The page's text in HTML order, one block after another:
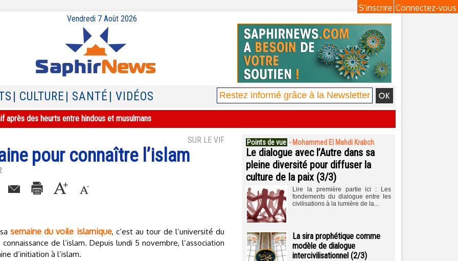
Connectez-vous
S'inscrire
Vendredi 7 Août 2026
| CULTURE | SANTÉ | VIDÉOS
après des heurts entre hindous et musulmans
SUR LE VIF
pour connaître l’islam
semaine du voile islamique, c’est au tour de l’université du
de l’islam. Depuis lundi 5 novembre, l’association
d’initiation à l’islam.
Points de vue - Mohammed El Mahdi Krabch
Le dialogue avec l’Autre dans sa
pleine diversité pour diffuser la
culture de la paix (3/3)
Lire la première partie ici : Les
fondements du dialogue entre les
civilisations à la lumière de la...
La sira prophétique comme
modèle de dialogue
intercivilisationnel (2/3)